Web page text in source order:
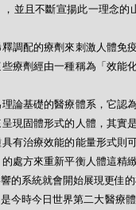
並且不斷宣揚此一理念的
調配的療劑來刺激人體免
療劑經由一種稱為「效能
理論基礎的醫療體系，它
現固體形式的人體，其實
有治療效能的能量形式則
處方來重新平衡人體這精
的系統就會開始展現更佳的
今時今日世界第二大醫療